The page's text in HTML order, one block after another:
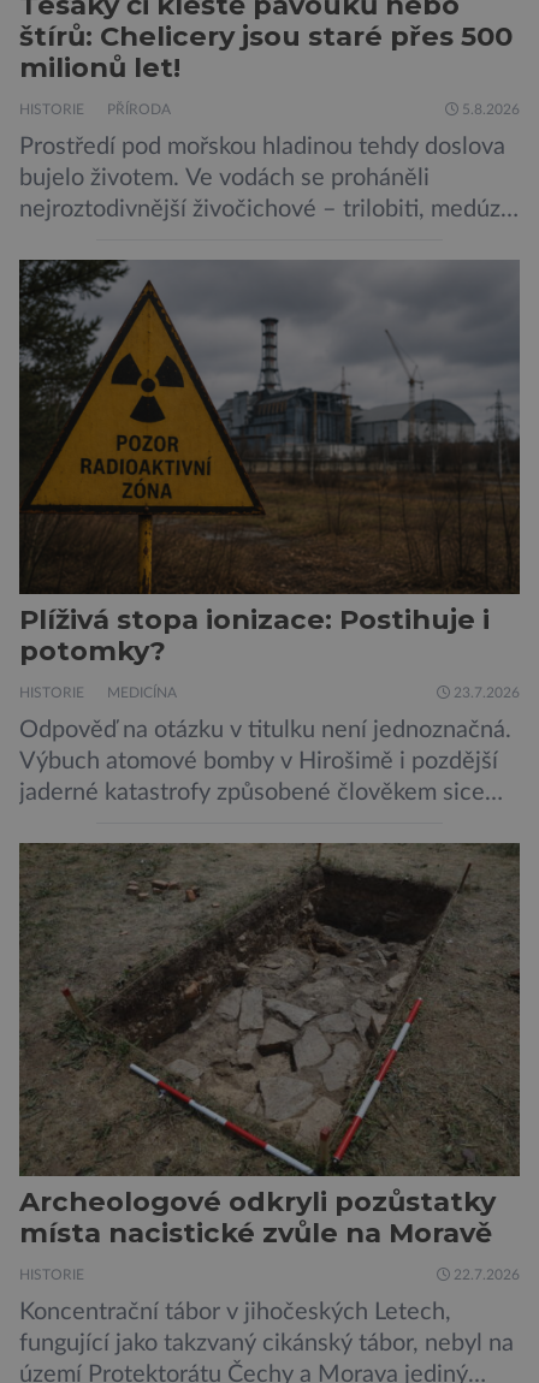
štírů: Chelicery jsou staré přes 500
milionů let!
HISTORIE PŘÍRODA 5.8.2026
Prostředí pod mořskou hladinou tehdy doslova
bujelo životem. Ve vodách se proháněli
nejroztodivnější živočichové – trilobiti, medúzy
prazvláštní stonožce podobný tvor, který měl
zárodky zbraní typických pro dnešní pavouky.
Pavouci, štíři či klíšťata jsou členovci patřící do
skupiny klepítkatců. Vyznačují se takzvanými
chelicerami, které u nich představují právě […]
Plíživá stopa ionizace: Postihuje i
potomky?
HISTORIE MEDICÍNA 23.7.2026
Odpověď na otázku v titulku není jednoznačná.
Výbuch atomové bomby v Hirošimě i pozdější
jaderné katastrofy způsobené člověkem sice
slabší a dlouhodobé záření poškozuje DNA.
Přesto není stále zcela jasné, nakolik se mutace
vzniklé ozářením přenášejí na potomstvo. Před
pěti lety, těsně před 35. výročím výbuchu
Černobylské jaderné elektrárny, […]
Archeologové odkryli pozůstatky
místa nacistické zvůle na Moravě
HISTORIE 22.7.2026
Koncentrační tábor v jihočeských Letech,
fungující jako takzvaný cikánský tábor, nebyl na
území Protektorátu Čechy a Morava jediný